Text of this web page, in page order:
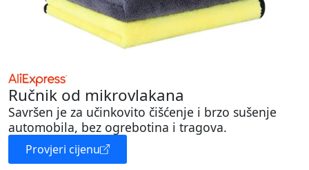
Ručnik od mikrovlakana
Savršen je za učinkovito čišćenje i brzo sušenje
automobila, bez ogrebotina i tragova.
Provjeri cijenu